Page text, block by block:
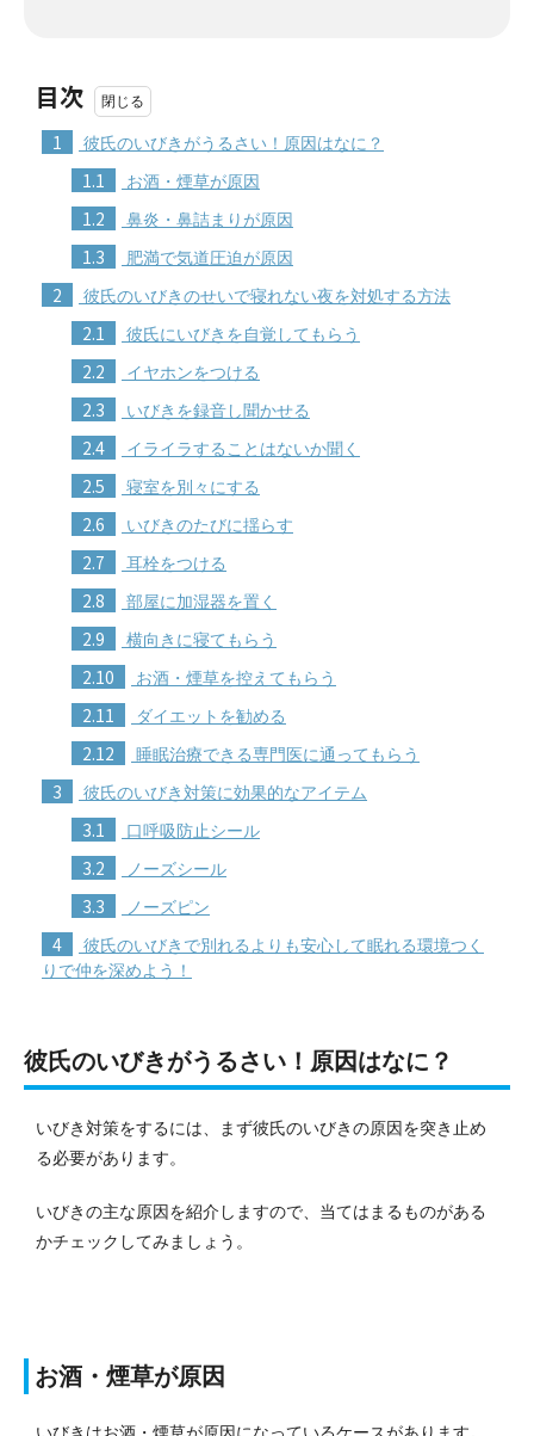
目次
1 彼氏のいびきがうるさい！原因はなに？
1.1 お酒・煙草が原因
1.2 鼻炎・鼻詰まりが原因
1.3 肥満で気道圧迫が原因
2 彼氏のいびきのせいで寝れない夜を対処する方法
2.1 彼氏にいびきを自覚してもらう
2.2 イヤホンをつける
2.3 いびきを録音し聞かせる
2.4 イライラすることはないか聞く
2.5 寝室を別々にする
2.6 いびきのたびに揺らす
2.7 耳栓をつける
2.8 部屋に加湿器を置く
2.9 横向きに寝てもらう
2.10 お酒・煙草を控えてもらう
2.11 ダイエットを勧める
2.12 睡眠治療できる専門医に通ってもらう
3 彼氏のいびき対策に効果的なアイテム
3.1 口呼吸防止シール
3.2 ノーズシール
3.3 ノーズピン
4
彼氏のいびきで別れるよりも安心して眠れる環境つく
りで仲を深めよう！
彼氏のいびきがうるさい！原因はなに？
いびき対策をするには、まず彼氏のいびきの原因を突き止め
る必要があります。
いびきの主な原因を紹介しますので、当てはまるものがある
かチェックしてみましょう。
お酒・煙草が原因